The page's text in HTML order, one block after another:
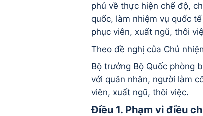
phủ về thực hiện chế độ,
quốc, làm nhiệm vụ quốc
phục viên, xuất ngũ, thôi
Theo đề nghị của Chủ
Bộ trưởng Bộ Quốc phòng
với quân nhân, người làm
viên, xuất ngũ, thôi việc.
Điều 1. Phạm vi điều